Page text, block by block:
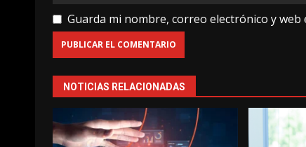
Guarda mi nombre, correo electrónico y
NOTICIAS RELACIONADAS